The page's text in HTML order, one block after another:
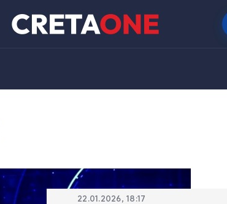
22.01.2026, 18:17